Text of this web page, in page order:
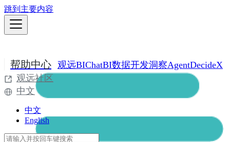
跳到主要内容
帮助中心 观远BIChatBI数据开发洞察AgentDecideX
观远社区
中文
中文
English